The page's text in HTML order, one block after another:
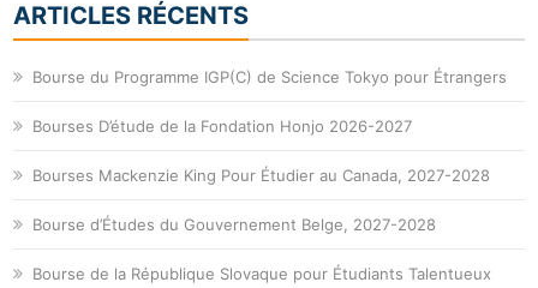
ARTICLES RÉCENTS
Bourse du Programme IGP(C) de Science Tokyo pour Étrangers
Bourses D’étude de la Fondation Honjo 2026-2027
Bourses Mackenzie King Pour Étudier au Canada, 2027-2028
Bourse d’Études du Gouvernement Belge, 2027-2028
Bourse de la République Slovaque pour Étudiants Talentueux